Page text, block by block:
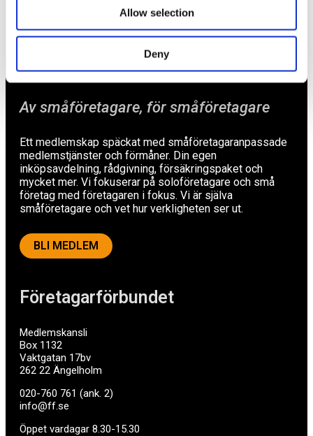
Allow selection
Deny
Företagarförbundet
Medlemskansli
Box 1132
Vaktgatan 17bv
262 22 Ängelholm
020-760 761 (ank. 2)
info@ff.se
Öppet vardagar 8.30-15.30
Av småföretagare, för småföretagare
Ett medlemskap späckat med småföretagaranpassade
medlemstjänster och förmåner. Din egen
inköpsavdelning, rådgivning, försäkringspaket och
mycket mer. Vi fokuserar på soloföretagare och små
företag med företagaren i fokus. Vi är själva
småföretagare och vet hur verkligheten ser ut.
BLI MEDLEM
Nyheter